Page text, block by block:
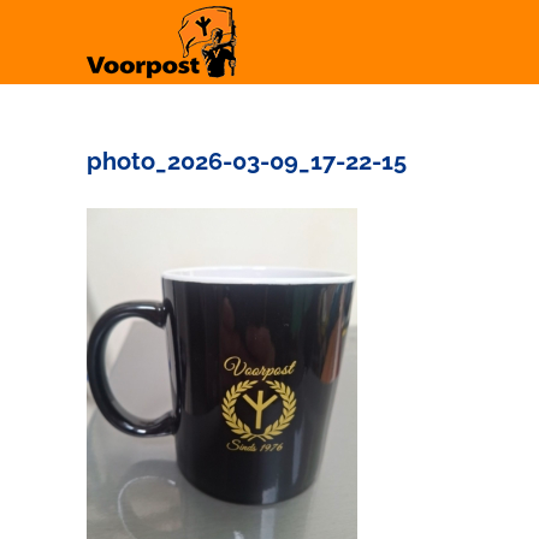
photo_2026-03-09_17-22-15